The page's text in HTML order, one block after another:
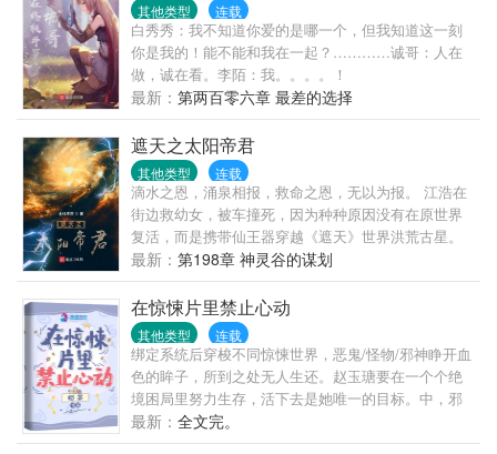
其他类型 连载
白秀秀：我不知道你爱的是哪一个，但我知道这一刻
你是我的！能不能和我在一起？…………诚哥：人在
做，诚在看。李陌：我。。。。！
最新： 第两百零六章 最差的选择
遮天之太阳帝君
其他类型 连载
滴水之恩，涌泉相报，救命之恩，无以为报。 江浩在
街边救幼女，被车撞死，因为种种原因没有在原世界
复活，而是携带仙王器穿越《遮天》世界洪荒古星。
大学毕业先入昆仑龙山，获得太阳神体，出昆仑后镇
西土，随后入星空，至北斗，走上了万族争渡的成帝
路。 且看江浩能够在这个登天路、踏歌行、弹指遮天
的世界做出怎么一番伟业吧！ 【PS】:本文保证不舔
叶凡，不走叶凡老路，不争叶凡机缘，兄弟姐妹们放
心食用！
最新： 第198章 神灵谷的谋划
在惊悚片里禁止心动
其他类型 连载
绑定系统后穿梭不同惊悚世界，恶鬼/怪物/邪神睁开血
色的眸子，所到之处无人生还。赵玉瑭要在一个个绝
境困局里努力生存，活下去是她唯一的目标。中，邪
神降临，伸手将她拉入深井。“我允许你做我的侍者，
你将永远追随我，依赖我，接受我的庇佑。...
最新： 全文完。